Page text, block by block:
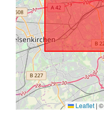
Leaflet | ©